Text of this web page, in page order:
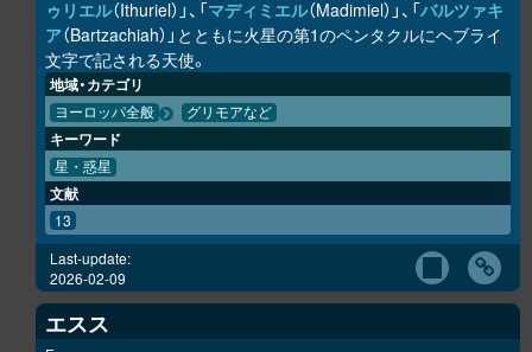
ゥリエル（Ithuriel）」、「マディミエル（Madimiel）」、「バルツァキ
ア（Bartzachiah）」とともに火星の第1のペンタクルにヘブライ
文字で記される天使。
地域・カテゴリ
ヨーロッパ全般 グリモアなど
キーワード
星・惑星
文献
13
Last-update:
2026-02-09
エスス